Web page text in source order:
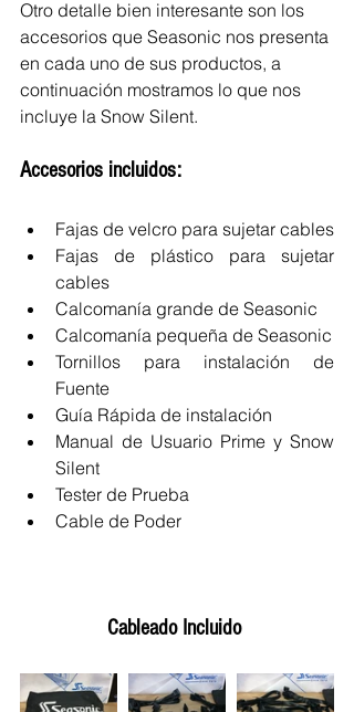
Otro detalle bien interesante son los
accesorios que Seasonic nos presenta
en cada uno de sus productos, a
continuación mostramos lo que nos
incluye la Snow Silent.
Accesorios incluidos:
Fajas de plástico para sujetar
cables
Calcomanía grande de Seasonic
Tornillos para instalación de
Fuente
Guía Rápida de instalación
Manual de Usuario Prime y Snow
Silent
Tester de Prueba
Cable de Poder
Cableado Incluido